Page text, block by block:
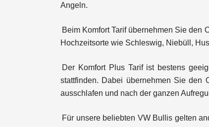
Angeln.
Beim Komfort Tarif übernehmen Sie den
Hochzeitsorte wie Schleswig, Niebüll,
Der Komfort Plus Tarif ist bestens
stattfinden. Dabei übernehmen Sie den
ausschlafen und nach der ganzen
Für unsere beliebten VW Bullis gelten